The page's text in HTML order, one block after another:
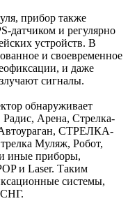
прибор также
и регулярно
устройств. В
и своевременное
и даже
сигналы.
обнаруживает
Арена, Стрелка-
СТРЕЛКА-
Муляж, Робот,
иные приборы,
и Laser. Таким
системы,
СНГ.